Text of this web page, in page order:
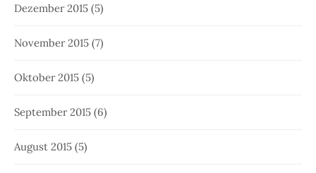
Dezember 2015 (5)
November 2015 (7)
Oktober 2015 (5)
September 2015 (6)
August 2015 (5)